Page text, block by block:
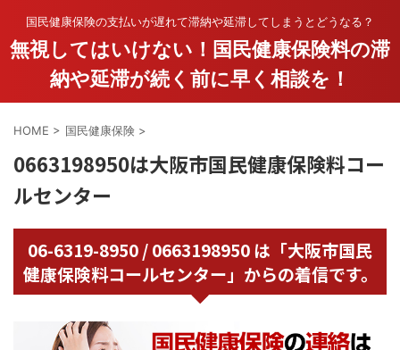
国民健康保険の支払いが遅れて滞納や延滞してしまうとどうなる？
無視してはいけない！国民健康保険料の滞
納や延滞が続く前に早く相談を！
HOME > 国民健康保険 >
0663198950は大阪市国民健康保険料コー
ルセンター
06-6319-8950 / 0663198950 は「大阪市国民
健康保険料コールセンター」からの着信です。